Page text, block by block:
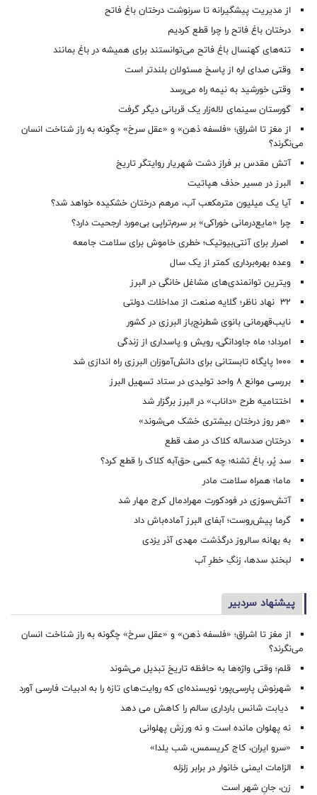
از مدیریت پیشگیرانه تا سرنوشت درختان باغ فاتح
درختان باغ فاتح را چرا قطع کردیم
تنه‌های کهنسال باغ فاتح می‌توانستند برای همیشه در باغ بمانند
وقتی صدای اره از پاسخ مسئولان بلندتر است
وقتی خورشید به نیمه راه می‌رسد
گورستان سینمای لاله‌زار یک قربانی دیگر گرفت
از مغز تا اشراق؛ «فلسفه ذهن» و «عقل سرخ» چگونه به راز شناخت انسان
می‌نگرند؟
آتش مقدس بر فراز دشت شهریار روایتگر تاریخ
البرز در مسیر حذف هپاتیت
آیا یک میلیون مترمکعب آب، مرهم درختان خشکیده خواهد شد؟
چرا «مایع‌درمانی خوراکی» بر سرم‌تراپی بی‌مورد ارجحیت دارد؟
اصرار برای آنتی‌بیوتیک؛ خطری خاموش برای سلامت جامعه
وعده بهره‌برداری کمتر از یک سال
ویترین توانمندی‌های مشاغل خانگی در البرز
۳۲ نهاد ناظر؛ گلایه صنعت از مداخلات دولتی
نایب‌قهرمانی بانوی شطرنج‌باز البرزی در کشور
امرداد؛ ماه جاودانگی، رویش و پاسداری از زندگی
۱۰۰۰ پایگاه تابستانی برای دانش‌آموزان البرزی راه اندازی شد
بررسی موانع ۸ واحد تولیدی در ستاد تسهیل البرز
اختتامیه طرح «داناب» در البرز برگزار شد
«هر روز درختان بیشتری خشک می‌شوند»
درختان صدساله کلاک در صف قطع
سد پُر، باغ تشنه؛ چه کسی حق‌آبه کلاک را قطع کرد؟
ماما؛ همراه سلامت مادر
آتش‌سوزی در فودکورت مهرادمال کرج مهار شد
گرما پیش‌روست؛ آبفای البرز آماده‌باش داد
به بهانه سالروز درگذشت مهدی آذر یزدی
لبخندِ سدها، زنگِ خطرِ آب
پیشنهاد سردبیر
از مغز تا اشراق؛ «فلسفه ذهن» و «عقل سرخ» چگونه به راز شناخت انسان
می‌نگرند؟
قلم؛ وقتی واژه‌ها به حافظه تاریخ تبدیل می‌شوند
شهرنوش پارسی‌پور؛ نویسنده‌ای که روایت‌های تازه را به ادبیات فارسی آورد
دیابت شانس بارداری سالم را کاهش می دهد
نه پهلوان مانده است و نه ورزش پهلوانی
«سرو ایران، کاج کریسمس، شب یلدا»
الزامات ایمنی خانوار در برابر زلزله
زن، جانِ شهر است